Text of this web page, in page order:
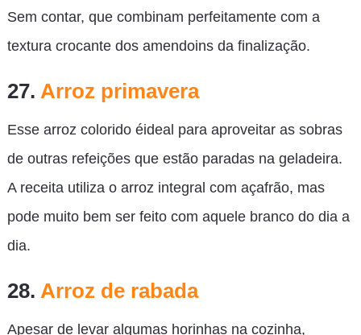
Sem contar, que combinam perfeitamente com a
textura crocante dos amendoins da finalização.
27. Arroz primavera
Esse arroz colorido éideal para aproveitar as sobras
de outras refeições que estão paradas na geladeira.
A receita utiliza o arroz integral com açafrão, mas
pode muito bem ser feito com aquele branco do dia a
dia.
28. Arroz de rabada
Apesar de levar algumas horinhas na cozinha,